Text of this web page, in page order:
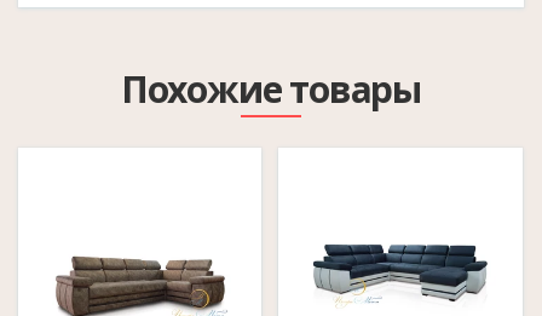
Похожие товары